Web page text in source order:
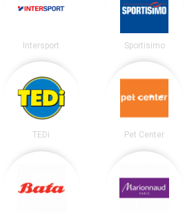
Intersport Sportisimo
TEDi Pet Center